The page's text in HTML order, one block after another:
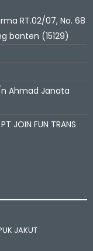
RT.02/07, No. 68
banten (15129)
n Ahmad Janata
JOIN FUN TRANS
JAKUT